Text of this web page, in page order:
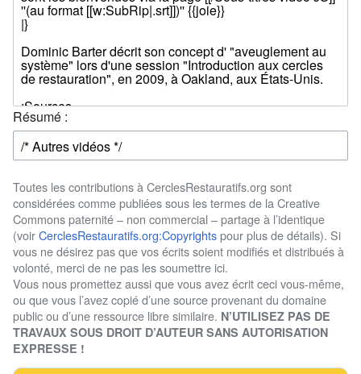
Résumé :
Toutes les contributions à CerclesRestauratifs.org sont
considérées comme publiées sous les termes de la Creative
Commons paternité – non commercial – partage à l’identique
(voirCerclesRestauratifs.org:Copyrightspour plus de détails). Si
vous ne désirez pas que vos écrits soient modifiés et distribués à
volonté, merci de ne pas les soumettre ici.
Vous nous promettez aussi que vous avez écrit ceci vous-même,
ou que vous l’avez copié d’une source provenant du domaine
public ou d’une ressource libre similaire. N’UTILISEZ PAS DE
TRAVAUX SOUS DROIT D’AUTEUR SANS AUTORISATION
EXPRESSE !